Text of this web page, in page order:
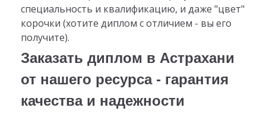
специальность и квалификацию, и даже "цвет"
корочки (хотите диплом с отличием - вы его
получите).
Заказать диплом в Астрахани
от нашего ресурса - гарантия
качества и надежности